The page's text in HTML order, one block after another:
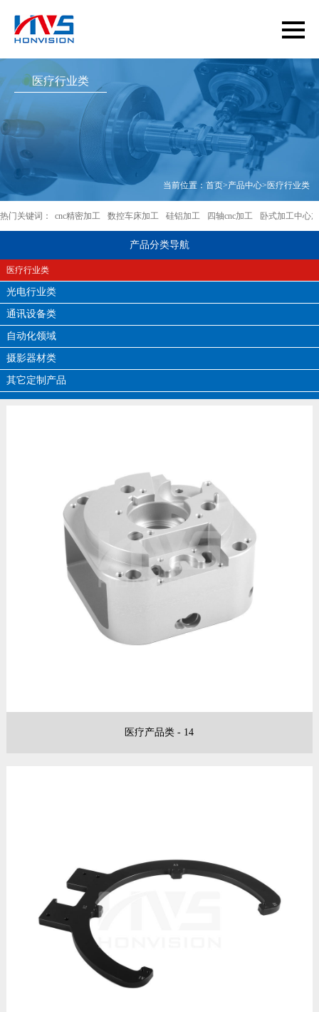
医疗行业类
当前位置： 首页>产品中心> 医疗行业类
热门关键词： cnc精密加工 数控车床加工 硅铝加工 四轴cnc加工 卧式加工中心
产品分类导航
医疗行业类
光电行业类
通讯设备类
自动化领域
摄影器材类
其它定制产品
医疗产品类 - 14